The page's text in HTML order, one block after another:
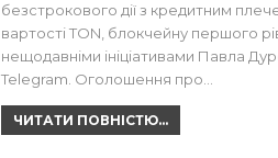
безстрокового дії з кредитним
вартості TON, блокчейну першого
нещодавніми ініціативами Павла
Telegram. Оголошення про…
ЧИТАТИ ПОВНІСТЮ...